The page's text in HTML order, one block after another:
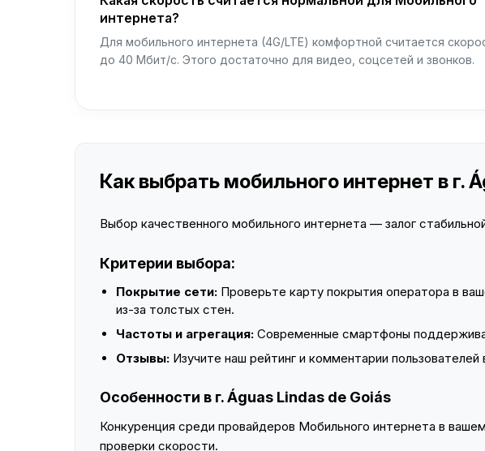
интернета?
Для мобильного интернета (4G/LTE) комфортной считается
до 40 Мбит/с. Этого достаточно для видео, соцсетей и звонков.
Как выбрать мобильного интернет в г.
Выбор качественного мобильного интернета — залог
Критерии выбора:
Покрытие сети: Проверьте карту покрытия оператора в
из-за толстых стен.
Частоты и агрегация: Современные смартфоны
Отзывы: Изучите наш рейтинг и комментарии пользователей
Особенности в г. Águas Lindas de Goiás
Конкуренция среди провайдеров Мобильного интернета в
проверки скорости.